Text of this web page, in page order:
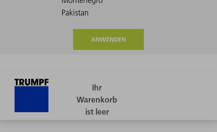
ANWENDEN